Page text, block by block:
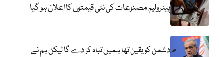
پیٹرولیم مصنوعات کی نئی قیمتوں کا اعلان ہو گیا
دشمن کو یقین تھا ہمیں تباہ کر دے گا لیکن ہم نے